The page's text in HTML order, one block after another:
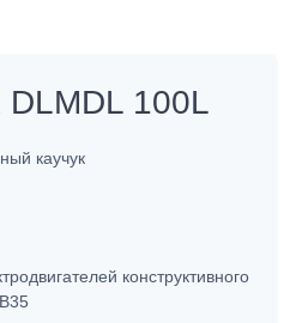
100L
каучук
конструктивного